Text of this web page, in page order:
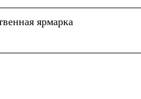
ярмарка